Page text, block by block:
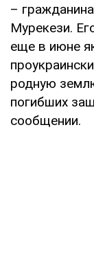
–
Мурекези.
еще в июне
родную
погибших
сообщении.